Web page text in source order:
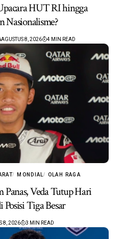
HUT RI hingga
Nasionalisme?
AGUSTUS 8, 2026 4 MIN READ
MONDIAL OLAH RAGA
Panas, Veda Tutup Hari
Tiga Besar
8, 2026 3 MIN READ